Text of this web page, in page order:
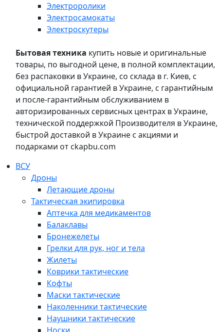
Электроролики
Электросамокаты
Электроскутеры
Бытовая техника купить новые и оригинальные
товары, по выгодной цене, в полной комплектации,
без распаковки в Украине, со склада в г. Киев, с
официальной гарантией в Украине, с гарантийным
и после-гарантийным обслуживанием в
авторизированных сервисных центрах в Украине,
технической поддержкой Производителя в Украине,
быстрой доставкой в Украине с акциями и
подарками от ckapbu.com
ВСУ
Дроны
Летающие дроны
Тактическая экипировка
Аптечка для медикаментов
Балаклавы
Бронежелеты
Грелки для рук, ног и тела
Жилеты
Коврики тактические
Кофты
Маски тактические
Наколенники тактические
Наушники тактические